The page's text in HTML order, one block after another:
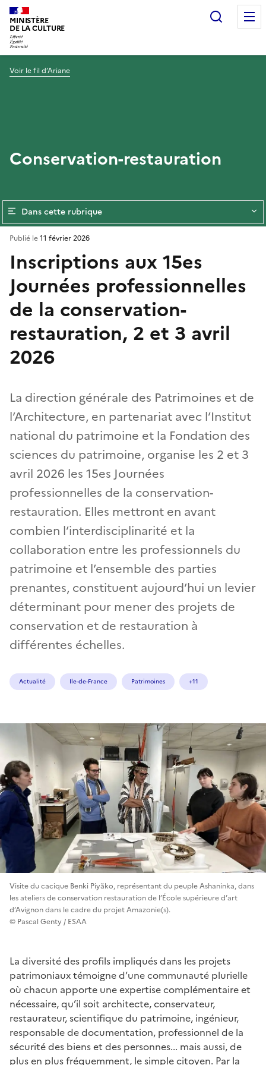
MINISTÈRE
DE LA CULTURE
Voir le fil d’Ariane
Conservation-restauration
Dans cette rubrique
Inscriptions aux 15es
Journées professionnelles
de la conservation-
restauration, 2 et 3 avril
2026
La direction générale des Patrimoines et de
l’Architecture, en partenariat avec l’Institut
national du patrimoine et la Fondation des
sciences du patrimoine, organise les 2 et 3
avril 2026 les 15es Journées
professionnelles de la conservation-
restauration. Elles mettront en avant
combien l’interdisciplinarité et la
collaboration entre les professionnels du
patrimoine et l’ensemble des parties
prenantes, constituent aujourd’hui un levier
déterminant pour mener des projets de
conservation et de restauration à
différentes échelles.
Publié le11 février 2026
Actualité Ile-de-France Patrimoines +11
Visite du cacique Benki Piyãko, représentant du peuple Ashaninka, dans
les ateliers de conservation restauration de l’École supérieure d’art
d’Avignon dans le cadre du projet Amazonie(s).
© Pascal Genty / ESAA
La diversité des profils impliqués dans les projets
patrimoniaux témoigne d’une communauté plurielle
où chacun apporte une expertise complémentaire et
nécessaire, qu’il soit architecte, conservateur,
restaurateur, scientifique du patrimoine, ingénieur,
responsable de documentation, professionnel de la
sécurité des biens et des personnes... mais aussi, de
plus en plus fréquemment, le simple citoyen. Par la